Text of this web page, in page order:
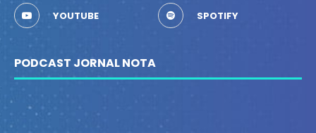
YOUTUBE SPOTIFY
PODCAST JORNAL NOTA